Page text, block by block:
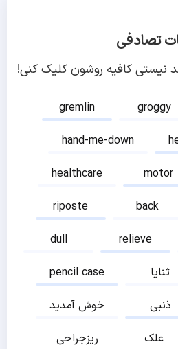
تصادفی
نیستی کافیه روشون کلیک کنی!
gremlin groggy
hand-me-down
healthcare
motor
riposte
back
dull
relieve
pencil case
ثنایا
خوش آمدید
ذنبی
ریزجراحی
علک